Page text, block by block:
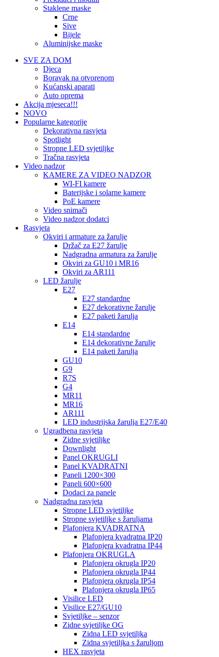
Staklene maske
Crne
Sive
Bijele
Aluminijske maske
SVE ZA DOM
Djeca
Boravak na otvorenom
Kućanski aparati
Auto oprema
Akcija mjeseca!!!
NOVO
Popularne kategorije
Dekorativna rasvjeta
Spotlight
Stropne LED svjetiljke
Tračna rasvjeta
Video nadzor
KAMERE ZA VIDEO NADZOR
WI-FI kamere
Baterijske i solarne kamere
PoE kamere
Video snimači
Video nadzor dodatci
Rasvjeta
Okviri i armature za žarulje
Držač za E27 žarulje
Nadgradna armatura za žarulje
Okviri za GU10 i MR16
Okviri za AR111
LED žarulje
E27
E27 standardne
E27 dekorativne žarulje
E27 paketi žarulja
E14
E14 standardne
E14 dekorativne žarulje
E14 paketi žarulja
GU10
G9
R7S
G4
MR11
MR16
AR111
LED industrijska žarulja E27/E40
Ugradbena rasvjeta
Zidne svjetiljke
Downlight
Panel OKRUGLI
Panel KVADRATNI
Paneli 1200×300
Paneli 600×600
Dodaci za panele
Nadgradna rasvjeta
Stropne LED svjetiljke
Stropne svjetiljke s žaruljama
Plafonjera KVADRATNA
Plafonjera kvadratna IP20
Plafonjera kvadratna IP44
Plafonjera OKRUGLA
Plafonjera okrugla IP20
Plafonjera okrugla IP44
Plafonjera okrugla IP54
Plafonjera okrugla IP65
Visilice LED
Visilice E27/GU10
Svjetiljke – senzor
Zidne svjetiljke OG
Zidna LED svjetiljka
Zidna svjetiljka s žaruljom
HEX rasvjeta